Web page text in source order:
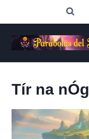
Tír na nÓg